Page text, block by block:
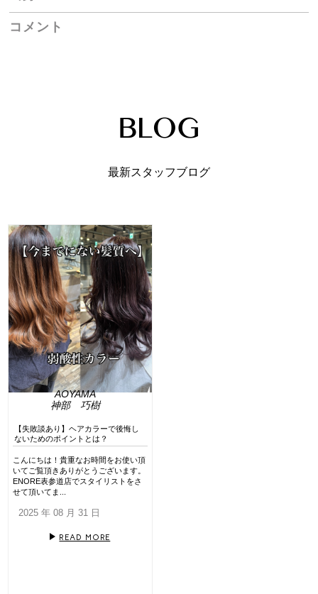
コメント
最新スタッフブログ
AOYAMA
神部 巧樹
【失敗談あり】ヘアカラーで後悔し
ないためのポイントとは？
こんにちは！貴重なお時間をお使い頂
いてご覧頂きありがとうございます。
ENORE表参道店でスタイリストをさ
せて頂いてま...
2025 年 08 月 31 日
READ MORE